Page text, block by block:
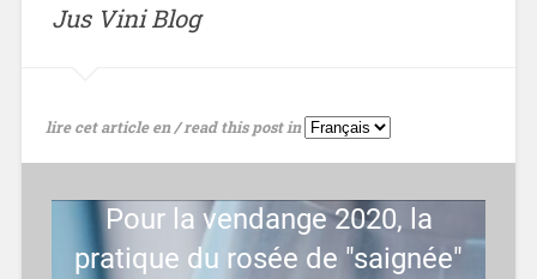
Jus Vini Blog
lire cet article en / read this post in
Pour la vendange 2020, la
pratique du rosée de "saignée"